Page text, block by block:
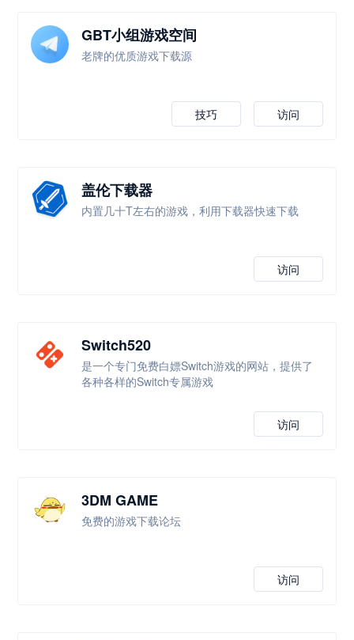
GBT小组游戏空间
老牌的优质游戏下载源
访问
技巧
盖伦下载器
内置几十T左右的游戏，利用下载器快速下载
访问
Switch520
是一个专门免费白嫖Switch游戏的网站，提供了
各种各样的Switch专属游戏
访问
3DM GAME
免费的游戏下载论坛
访问